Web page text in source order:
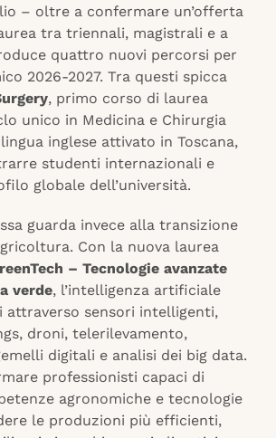
– oltre a confermare un’offerta
tra triennali, magistrali e a
quattro nuovi percorsi per
2026-2027. Tra questi spicca
, primo corso di laurea
unico in Medicina e Chirurgia
inglese attivato in Toscana,
studenti internazionali e
globale dell’università.
guarda invece alla transizione
Con la nuova laurea
– Tecnologie avanzate
verde, l’intelligenza artificiale
attraverso sensori intelligenti,
droni, telerilevamento,
digitali e analisi dei big data.
professionisti capaci di
agronomiche e tecnologie
le produzioni più efficienti,